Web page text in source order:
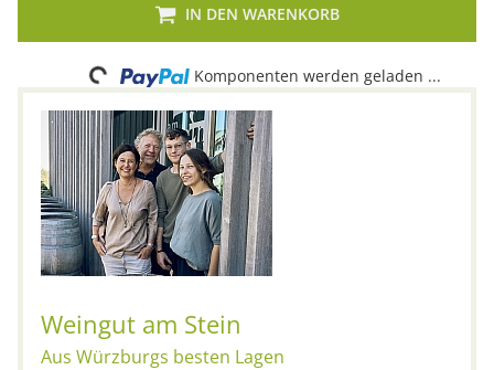
IN DEN WARENKORB
Loading... Komponenten werden geladen ...
Weingut am Stein
Aus Würzburgs besten Lagen